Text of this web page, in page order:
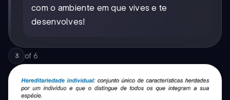
com o ambiente em que vives e te
desenvolves!
3 of 6